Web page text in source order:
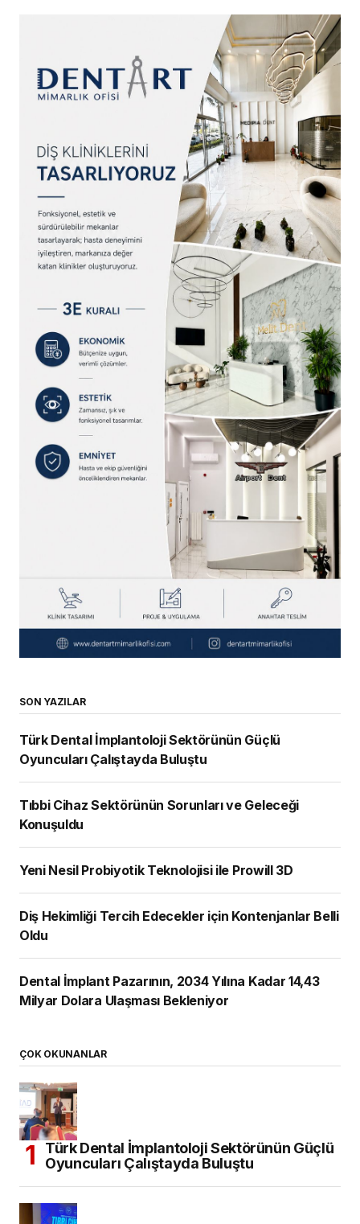
SON YAZILAR
Türk Dental İmplantoloji Sektörünün Güçlü
Oyuncuları Çalıştayda Buluştu
Tıbbi Cihaz Sektörünün Sorunları ve Geleceği
Konuşuldu
Yeni Nesil Probiyotik Teknolojisi ile Prowill 3D
Diş Hekimliği Tercih Edecekler için Kontenjanlar Belli
Oldu
Dental İmplant Pazarının, 2034 Yılına Kadar 14,43
Milyar Dolara Ulaşması Bekleniyor
ÇOK OKUNANLAR
Türk Dental İmplantoloji Sektörünün Güçlü
Oyuncuları Çalıştayda Buluştu